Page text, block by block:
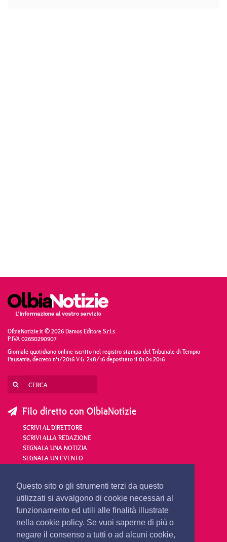
Questo sito o gli strumenti terzi da questo
utilizzati si avvalgono di cookie necessari al
funzionamento ed utili alle finalità illustrate
nella cookie policy. Se vuoi saperne di più o
negare il consenso a tutti o ad alcuni cookie,
OlbiaNotizie.it © 2026 Damos Editore S.r.l.s
P.IVA 02650290907
Giornale quotidiano online iscritto nel registro stampa del Tribunale di Tempio
Pausania, decreto n°1/2016 V.G. 248/16 depositato il 01.04.2016
Filo diretto con OlbiaNotizie
SCRIVI AL DIRETTORE
SCRIVI ALLA REDAZIONE
SEGNALA UNA NOTIZIA
SEGNALA UN EVENTO
redazione@olbianotizie.it